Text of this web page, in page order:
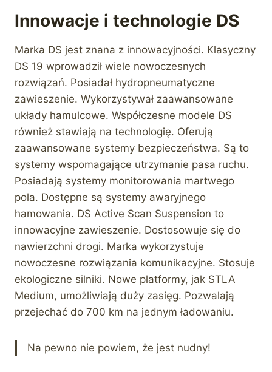
Innowacje i technologie DS
Marka DS jest znana z innowacyjności. Klasyczny
DS 19 wprowadził wiele nowoczesnych
rozwiązań. Posiadał hydropneumatyczne
zawieszenie. Wykorzystywał zaawansowane
układy hamulcowe. Współczesne modele DS
również stawiają na technologię. Oferują
zaawansowane systemy bezpieczeństwa. Są to
systemy wspomagające utrzymanie pasa ruchu.
Posiadają systemy monitorowania martwego
pola. Dostępne są systemy awaryjnego
hamowania. DS Active Scan Suspension to
innowacyjne zawieszenie. Dostosowuje się do
nawierzchni drogi. Marka wykorzystuje
nowoczesne rozwiązania komunikacyjne. Stosuje
ekologiczne silniki. Nowe platformy, jak STLA
Medium, umożliwiają duży zasięg. Pozwalają
przejechać do 700 km na jednym ładowaniu.
Na pewno nie powiem, że jest nudny!